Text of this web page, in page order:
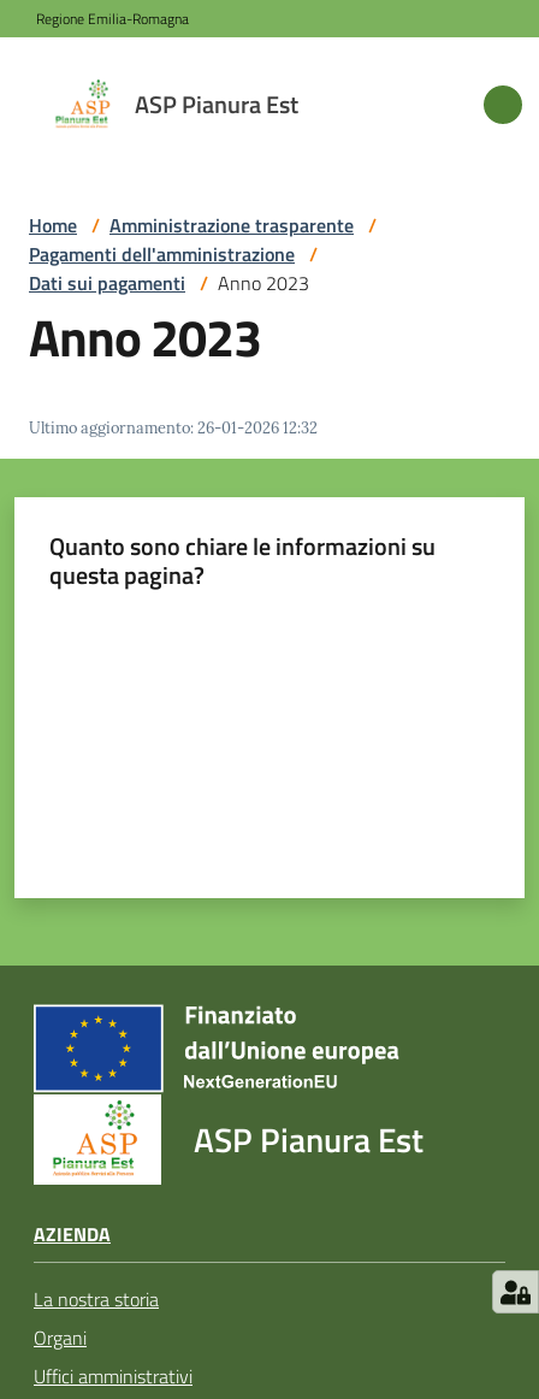
Vai al contenuto
Vai alla navigazione
Vai al footer
Regione Emilia-Romagna
ASP Pianura Est
ASP
Pianura
Azienda
Novità
Servizi
contatti
Home / Amministrazione trasparente /
Pagamenti dell'amministrazione /
Dati sui pagamenti / Anno 2023
Anno 2023
Ultimo aggiornamento:26-01-2026 12:32
Quanto sono chiare le informazioni su
questa pagina?
ASP Pianura Est
AZIENDA
La nostra storia
Organi
Uffici amministrativi